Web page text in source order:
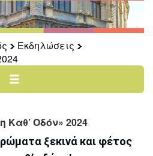
Εκδηλώσεις
Καθ’ Οδόν» 2024
ξεκινά και φέτος